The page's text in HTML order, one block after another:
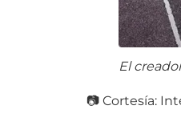
El
📷 Cortesía: